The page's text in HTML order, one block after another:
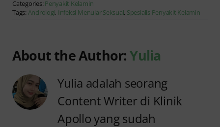
Categories: Penyakit Kelamin
Tags: Andrologi, Infeksi Menular Seksual, Spesialis Penyakit Kelamin
About the Author:Yulia
Yulia adalah seorang
Content Writer di Klinik
Apollo yang sudah